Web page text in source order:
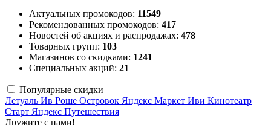
Актуальных промокодов: 11549
Рекомендованных промокодов: 417
Новостей об акциях и распродажах: 478
Товарных групп: 103
Магазинов со скидками: 1241
Специальных акций: 21
Популярные скидки
Летуаль Ив Роше Островок Яндекс Маркет Иви Кинотеатр
Старт Яндекс Путешествия
Дружите с нами!